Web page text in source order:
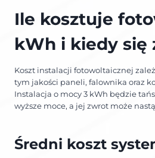
Ile kosztuje
kWh i kiedy się
Koszt instalacji fotowoltaicznej
tym jakości paneli, falownika oraz
Instalacja o mocy 3 kWh będzie
wyższe moce, a jej zwrot może
Średni koszt